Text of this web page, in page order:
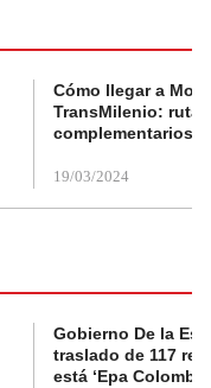
Cómo llegar a
TransMilenio:
complementarios
19/03/2024
Gobierno De la
traslado de 117
está ‘Epa